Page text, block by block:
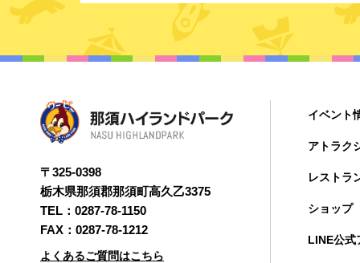
〒325-0398
栃木県那須郡那須町高久乙3375
TEL： 0287-78-1150
FAX：0287-78-1212
よくあるご質問はこちら
イベント
アトラク
レストラ
ショップ
LINE公式